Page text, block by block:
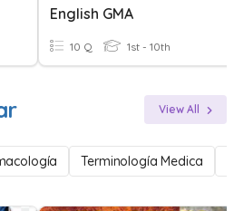
English GMA
10 Q 1st - 10th
View All
Terminología Medica